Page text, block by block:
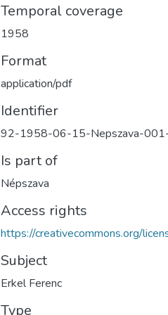
Temporal coverage
1958
Format
application/pdf
Identifier
92-1958-06-15-Nepszava-
Is part of
Népszava
Access rights
https://creativecommons.org/
Subject
Erkel Ferenc
Type